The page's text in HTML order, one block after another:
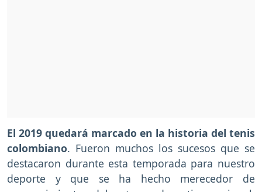
El 2019 quedará marcado en la historia del tenis
colombiano. Fueron muchos los sucesos que se
destacaron durante esta temporada para nuestro
deporte y que se ha hecho merecedor de